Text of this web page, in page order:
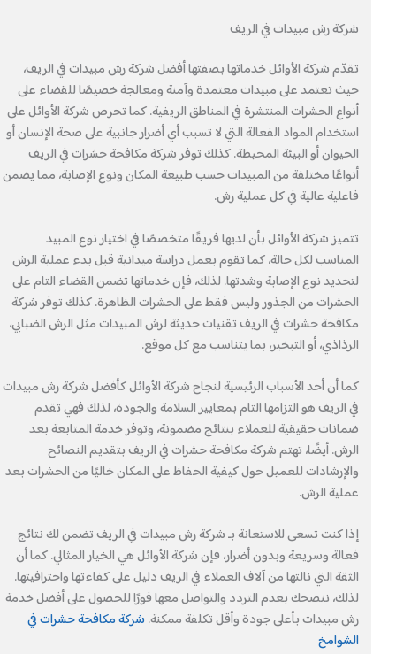
شركة رش مبيدات في الريف
تقدّم شركة الأوائل خدماتها بصفتها أفضل شركة رش مبيدات في الريف،
حيث تعتمد على مبيدات معتمدة وآمنة ومعالجة خصيصًا للقضاء على
أنواع الحشرات المنتشرة في المناطق الريفية. كما تحرص شركة الأوائل على
استخدام المواد الفعالة التي لا تسبب أي أضرار جانبية على صحة الإنسان أو
الحيوان أو البيئة المحيطة. كذلك توفر شركة مكافحة حشرات في الريف
أنواعًا مختلفة من المبيدات حسب طبيعة المكان ونوع الإصابة، مما يضمن
فاعلية عالية في كل عملية رش.
تتميز شركة الأوائل بأن لديها فريقًا متخصصًا في اختيار نوع المبيد
المناسب لكل حالة، كما تقوم بعمل دراسة ميدانية قبل بدء عملية الرش
لتحديد نوع الإصابة وشدتها. لذلك، فإن خدماتها تضمن القضاء التام على
الحشرات من الجذور وليس فقط على الحشرات الظاهرة. كذلك توفر شركة
مكافحة حشرات في الريف تقنيات حديثة لرش المبيدات مثل الرش الضبابي،
الرذاذي، أو التبخير، بما يتناسب مع كل موقع.
كما أن أحد الأسباب الرئيسية لنجاح شركة الأوائل كأفضل شركة رش مبيدات
في الريف هو التزامها التام بمعايير السلامة والجودة، لذلك فهي تقدم
ضمانات حقيقية للعملاء بنتائج مضمونة، وتوفر خدمة المتابعة بعد
الرش. أيضًا، تهتم شركة مكافحة حشرات في الريف بتقديم النصائح
والإرشادات للعميل حول كيفية الحفاظ على المكان خاليًا من الحشرات بعد
عملية الرش.
إذا كنت تسعى للاستعانة بـ شركة رش مبيدات في الريف تضمن لك نتائج
فعالة وسريعة وبدون أضرار، فإن شركة الأوائل هي الخيار المثالي. كما أن
الثقة التي نالتها من آلاف العملاء في الريف دليل على كفاءتها واحترافيتها.
لذلك، ننصحك بعدم التردد والتواصل معها فورًا للحصول على أفضل خدمة
رش مبيدات بأعلى جودة وأقل تكلفة ممكنة.شركة مكافحة حشرات في
الشوامخ